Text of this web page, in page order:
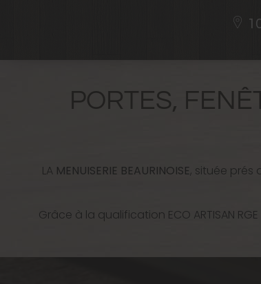
PORTES,
LA MENUISERIE BEAURINOISE, située prés
Grâce à la qualification ECO ARTISAN